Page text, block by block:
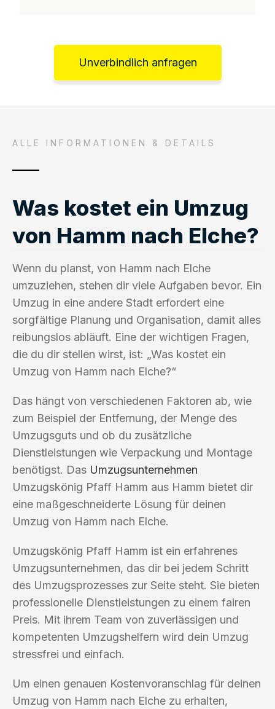
Unverbindlich anfragen
ALLE INFORMATIONEN & DETAILS
Was kostet ein Umzug
von Hamm nach Elche?
Wenn du planst, von Hamm nach Elche
umzuziehen, stehen dir viele Aufgaben bevor. Ein
Umzug in eine andere Stadt erfordert eine
sorgfältige Planung und Organisation, damit alles
reibungslos abläuft. Eine der wichtigen Fragen,
die du dir stellen wirst, ist: „Was kostet ein
Umzug von Hamm nach Elche?“
Das hängt von verschiedenen Faktoren ab, wie
zum Beispiel der Entfernung, der Menge des
Umzugsguts und ob du zusätzliche
Dienstleistungen wie Verpackung und Montage
benötigst. Das Umzugsunternehmen
Umzugskönig Pfaff Hamm aus Hamm bietet dir
eine maßgeschneiderte Lösung für deinen
Umzug von Hamm nach Elche.
Umzugskönig Pfaff Hamm ist ein erfahrenes
Umzugsunternehmen, das dir bei jedem Schritt
des Umzugsprozesses zur Seite steht. Sie bieten
professionelle Dienstleistungen zu einem fairen
Preis. Mit ihrem Team von zuverlässigen und
kompetenten Umzugshelfern wird dein Umzug
stressfrei und einfach.
Um einen genauen Kostenvoranschlag für deinen
Umzug von Hamm nach Elche zu erhalten,